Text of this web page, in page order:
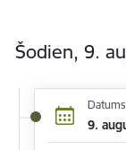
Šodien, 9.
Datums
9.